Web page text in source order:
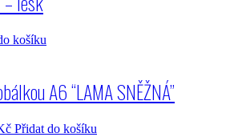
košíku
A6 “LAMA SNĚŽNÁ”
Přidat do košíku